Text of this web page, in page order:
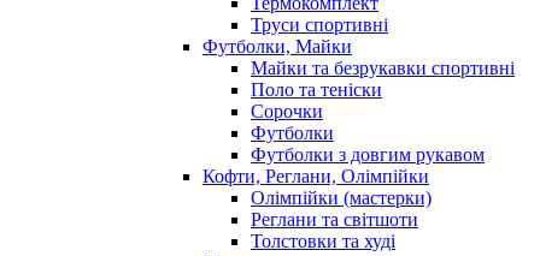
Труси спортивні
Футболки, Майки
Майки та безрукавки спортивні
Поло та теніски
Сорочки
Футболки
Футболки з довгим рукавом
Кофти, Реглани, Олімпійки
Олімпійки (мастерки)
Реглани та світшоти
Толстовки та худі